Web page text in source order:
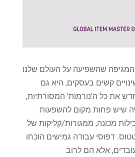
שהשפיעה על העולם שלנו
קשים בעסקים, היא גם
את כל ה'נורמות' המסורתיות,
שיש פחות מקום להשפעות
מכונה, ממגורות/קליקות של
דפוסי עבודה גמישים הוכחו
אלא הם לרוב